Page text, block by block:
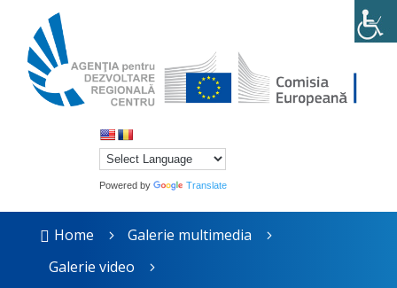
Powered by Translate
 Home 5 Galerie multimedia 5
Galerie video 5